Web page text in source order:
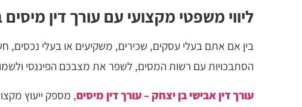
ליווי משפטי מקצועי עם עורך דין
בין אם אתם בעלי עסקים, שכירים, משקיעים או בעלי נכסים,
הסתבכויות עם רשות המסים, לשפר את מצבכם הפיננסי
עורך דין אבישי בן יצחק – עורך דין מיסים, מספק ייעוץ